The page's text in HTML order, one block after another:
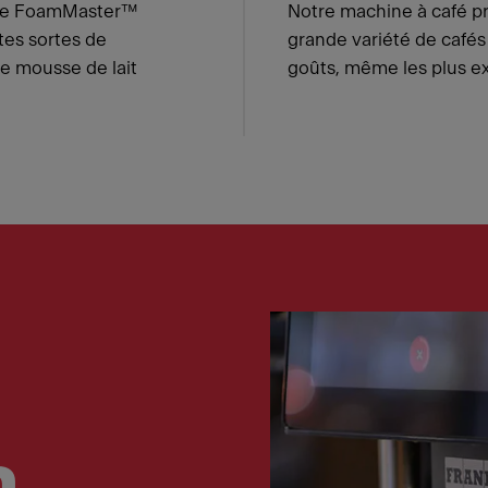
FoamMaster™
sortes de
mousse de lait
Notre machine à café
grande variété de
goûts, même les plus